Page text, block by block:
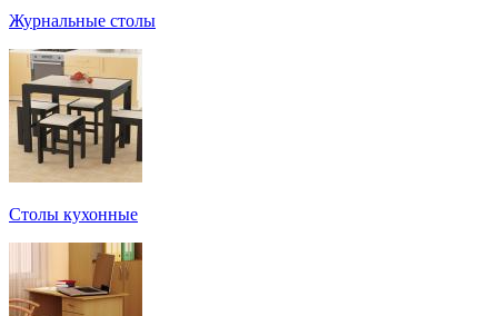
Журнальные столы
Столы кухонные